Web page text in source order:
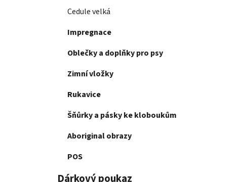
Cedule velká
Impregnace
Oblečky a doplňky pro psy
Zimní vložky
Rukavice
Šňůrky a pásky ke kloboukům
Aboriginal obrazy
POS
Dárkový poukaz